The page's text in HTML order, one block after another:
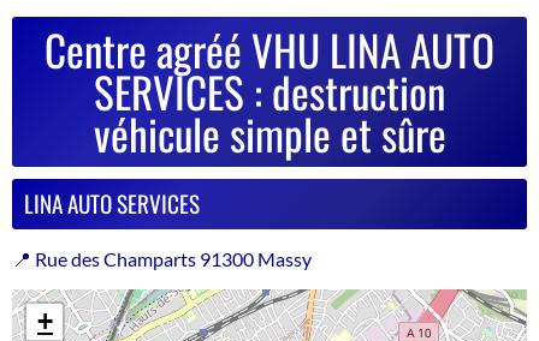
Centre agréé VHU LINA AUTO
SERVICES : destruction
véhicule simple et sûre
LINA AUTO SERVICES
📍 Rue des Champarts 91300 Massy
+